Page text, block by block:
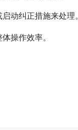
动纠正措施来处理。
操作效率。